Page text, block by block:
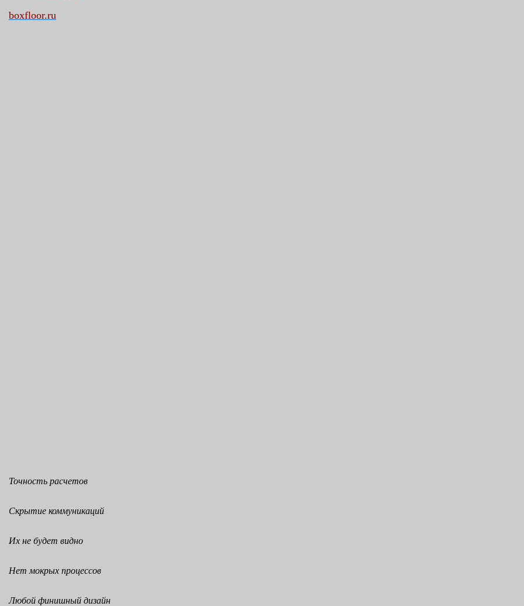
boxfloor.ru
Точность расчетов
Скрытие коммуникаций
Их не будет видно
Нет мокрых процессов
Любой финишный дизайн